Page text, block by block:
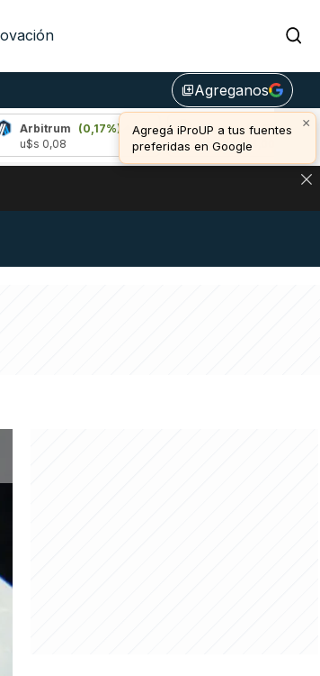
library_addAgreganos
×
Agregá iProUP a tus fuentes
preferidas en Google
(0,17%)
Bitcoin (0,77%)
u$s 64.914,00
BITCOIN, DÓLAR CRIPTO Y EXCHANGES